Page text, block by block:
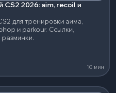
CS2 2026: aim, recoil и
для тренировки аима,
и parkour. Ссылки,
10 мин